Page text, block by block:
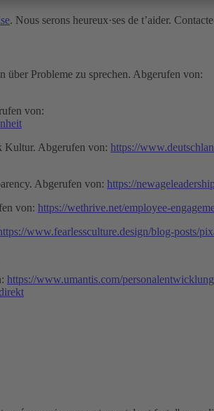
. Nous serons heureux·ses de t’aider.
über Probleme zu sprechen. Abgerufen von:
von:
Kultur. Abgerufen von: https://
Abgerufen von: https://
von: https://wethrive.net/employee-
www.fearlessculture.design/blog-posts/
https://www.umantis.com/